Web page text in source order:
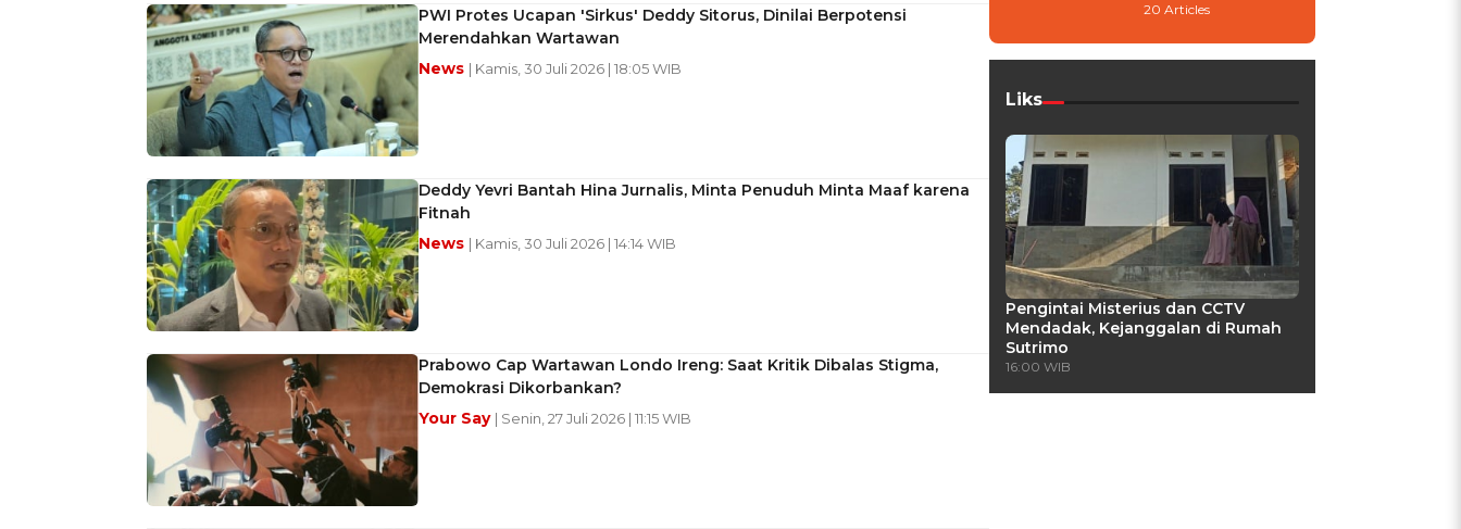
PWI Protes Ucapan 'Sirkus' Deddy Sitorus, Dinilai Berpotensi
Merendahkan Wartawan
News | Kamis, 30 Juli 2026 | 18:05 WIB
Deddy Yevri Bantah Hina Jurnalis, Minta Penuduh Minta Maaf karena
Fitnah
News | Kamis, 30 Juli 2026 | 14:14 WIB
Prabowo Cap Wartawan Londo Ireng: Saat Kritik Dibalas Stigma,
Demokrasi Dikorbankan?
Your Say | Senin, 27 Juli 2026 | 11:15 WIB
20 Articles
Liks
Pengintai Misterius dan CCTV
Mendadak, Kejanggalan di Rumah
Sutrimo
16:00 WIB